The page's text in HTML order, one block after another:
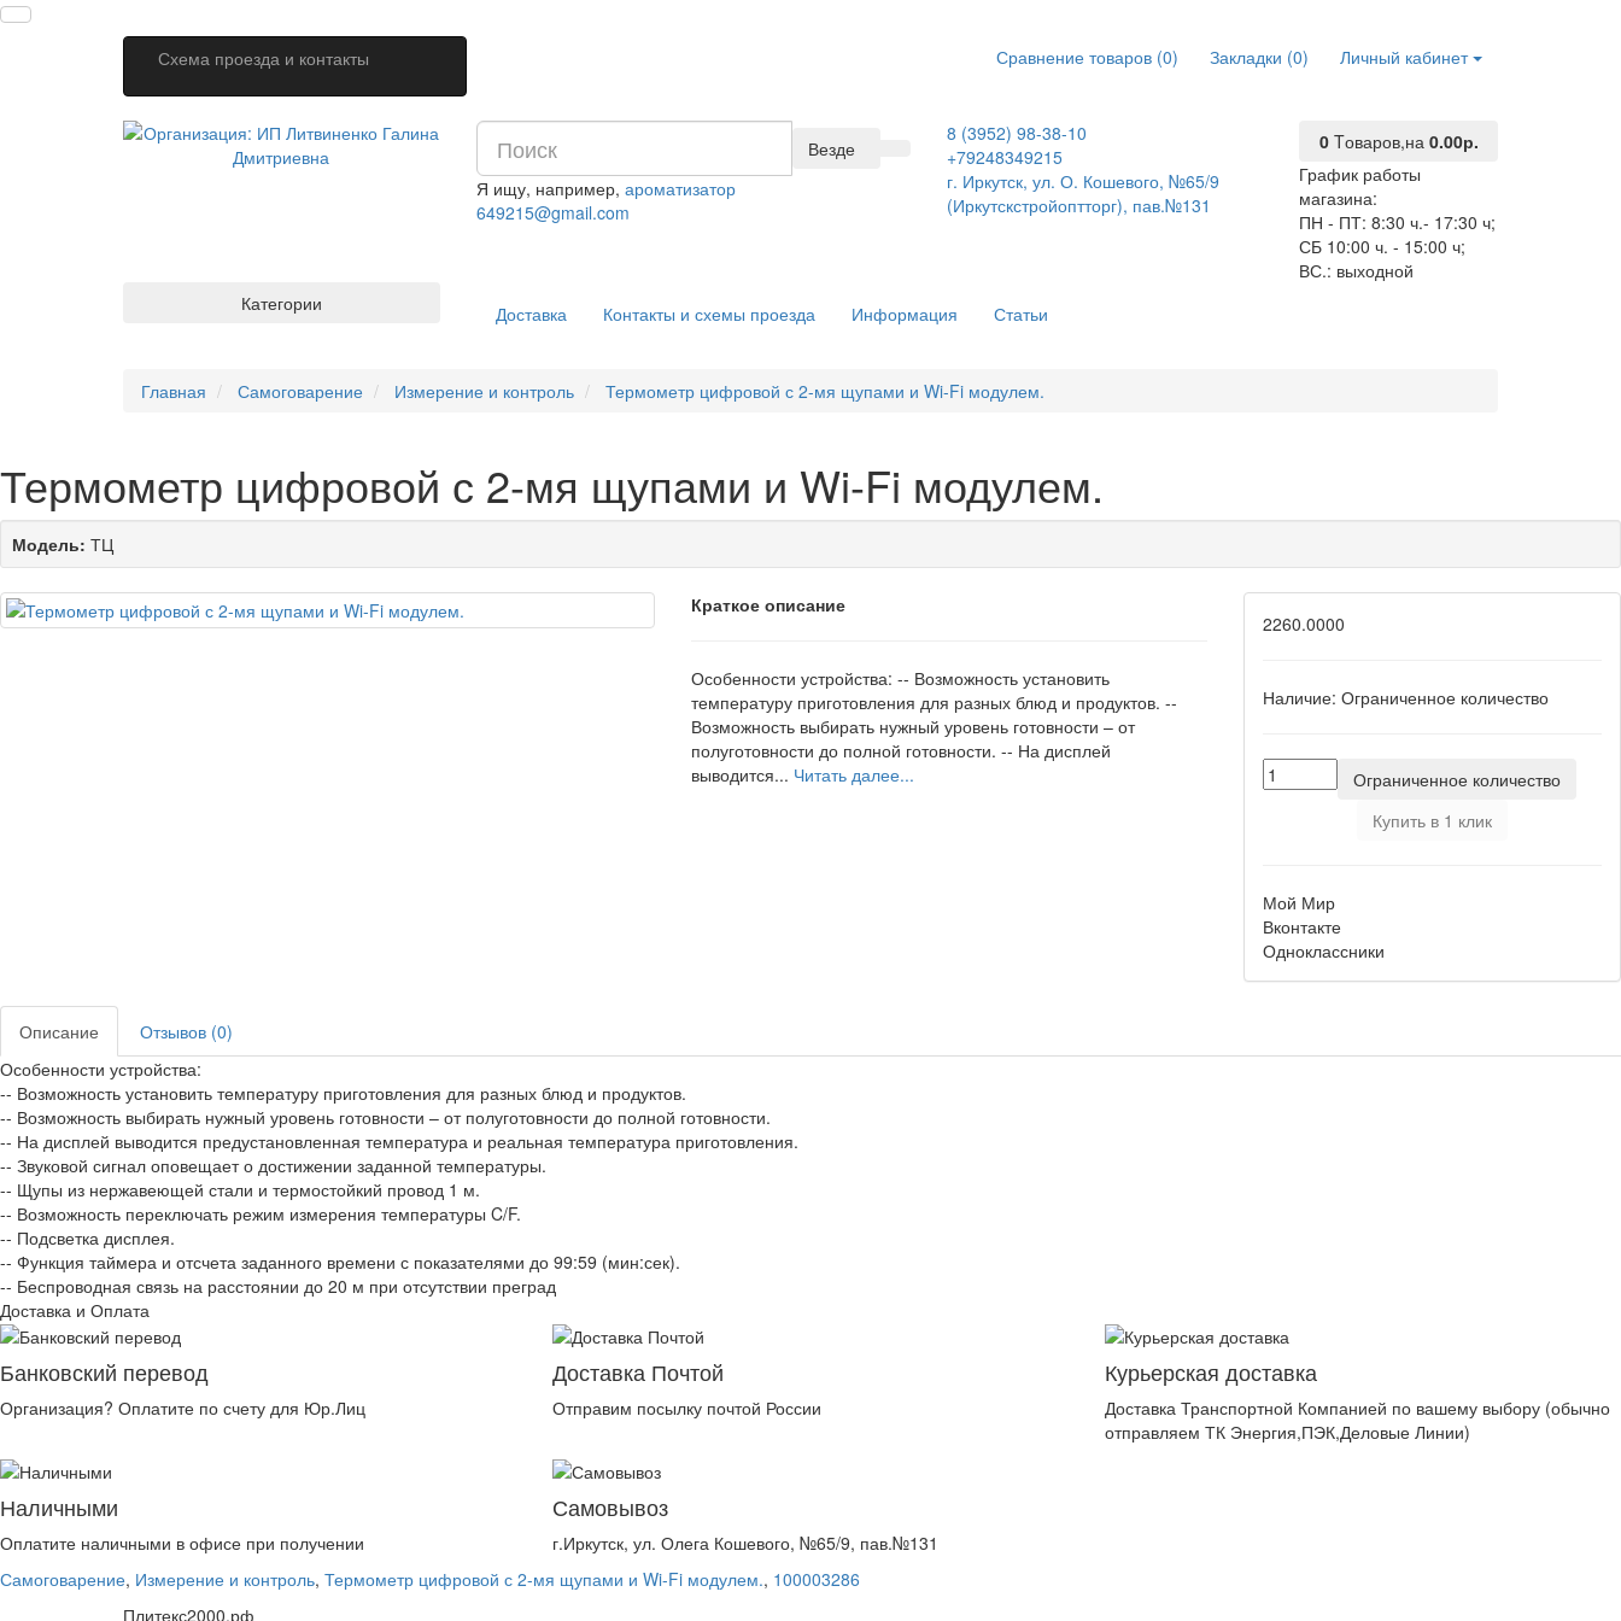
Схема проезда и контакты Личный кабинет
Закладки (0)
Сравнение товаров (0)
8 (3952) 98-38-10
+79248349215
г. Иркутск, ул. О. Кошевого, №65/9
(Иркутскстройоптторг), пав.№131
0 Tоваров,на 0.00р.
График работы
магазина:
ПН - ПТ: 8:30 ч.- 17:30 ч;
СБ 10:00 ч. - 15:00 ч;
ВС.: выходной
Везде
Я ищу, например, ароматизатор
649215@gmail.com
Доставка Контакты и схемы проезда Информация Статьи
Категории
Главная Самоговарение Измерение и контроль Термометр цифровой с 2-мя щупами и Wi-Fi модулем.
Термометр цифровой с 2-мя щупами и Wi-Fi модулем.
Модель: ТЦ
Краткое описание
Особенности устройства: -- Возможность установить
температуру приготовления для разных блюд и продуктов. --
Возможность выбирать нужный уровень готовности – от
полуготовности до полной готовности. -- На дисплей
выводится... Читать далее...
2260.0000
Наличие: Ограниченное количество
Ограниченное количество
Купить в 1 клик
Мой Мир
Вконтакте
Одноклассники
Описание
Отзывов (0)
Особенности устройства:
-- Возможность установить температуру приготовления для разных блюд и продуктов.
-- Возможность выбирать нужный уровень готовности – от полуготовности до полной готовности.
-- На дисплей выводится предустановленная температура и реальная температура приготовления.
-- Звуковой сигнал оповещает о достижении заданной температуры.
-- Щупы из нержавеющей стали и термостойкий провод 1 м.
-- Возможность переключать режим измерения температуры C/F.
-- Подсветка дисплея.
-- Функция таймера и отсчета заданного времени с показателями до 99:59 (мин:сек).
-- Беспроводная связь на расстоянии до 20 м при отсутствии преград
Доставка и Оплата
Банковский перевод
Организация? Оплатите по счету для Юр.Лиц
Доставка Почтой
Отправим посылку почтой России
Курьерская доставка
Доставка Транспортной Компанией по вашему выбору (обычно
отправляем ТК Энергия,ПЭК,Деловые Линии)
Наличными
Оплатите наличными в офисе при получении
Самовывоз
г.Иркутск, ул. Олега Кошевого, №65/9, пав.№131
Самоговарение, Измерение и контроль, Термометр цифровой с 2-мя щупами и Wi-Fi модулем., 100003286
Плитекс2000.рф